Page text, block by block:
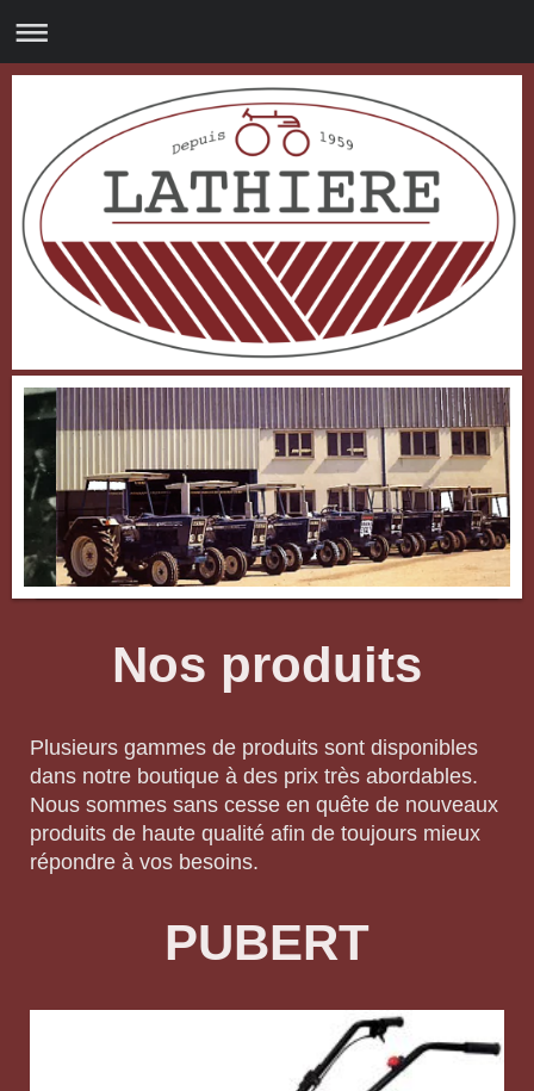
Nos produits
Plusieurs gammes de produits sont disponibles
dans notre boutique à des prix très abordables.
Nous sommes sans cesse en quête de nouveaux
produits de haute qualité afin de toujours mieux
répondre à vos besoins.
PUBERT